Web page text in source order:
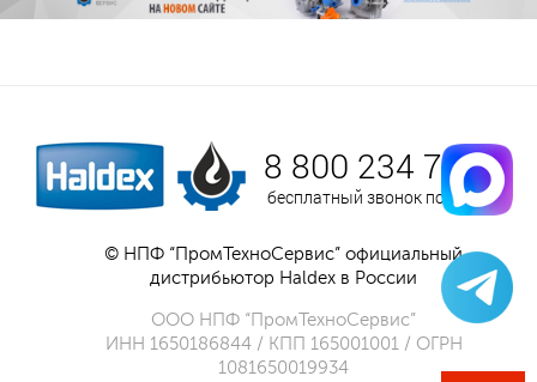
8 800 234 75 52
бесплатный звонок по России
© НПФ “ПромТехноСервис” официальный
дистрибьютор Haldex в России
ООО НПФ “ПромТехноСервис”
ИНН 1650186844 / КПП 165001001 / ОГРН
1081650019934